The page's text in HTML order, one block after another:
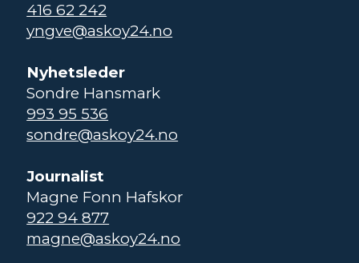
416 62 242
yngve@askoy24.no
Nyhetsleder
Sondre Hansmark
993 95 536
sondre@askoy24.no
Journalist
Magne Fonn Hafskor
922 94 877
magne@askoy24.no